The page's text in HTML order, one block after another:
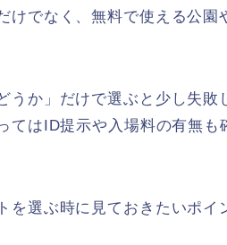
けでなく、無料で使える公園
うか」だけで選ぶと少し失敗
てはID提示や入場料の有無も
を選ぶ時に見ておきたいポイ